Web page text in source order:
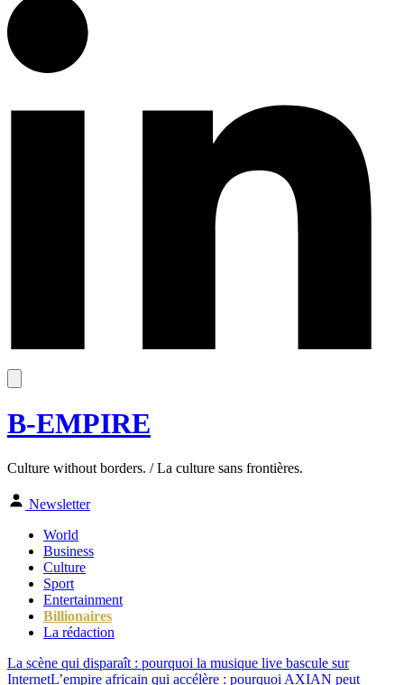
B-EMPIRE
Culture without borders. / La culture sans frontières.
Newsletter
World
Business
Culture
Sport
Entertainment
Billionaires
La rédaction
La scène qui disparaît : pourquoi la musique live bascule sur
InternetL’empire africain qui accélère : pourquoi AXIAN peut